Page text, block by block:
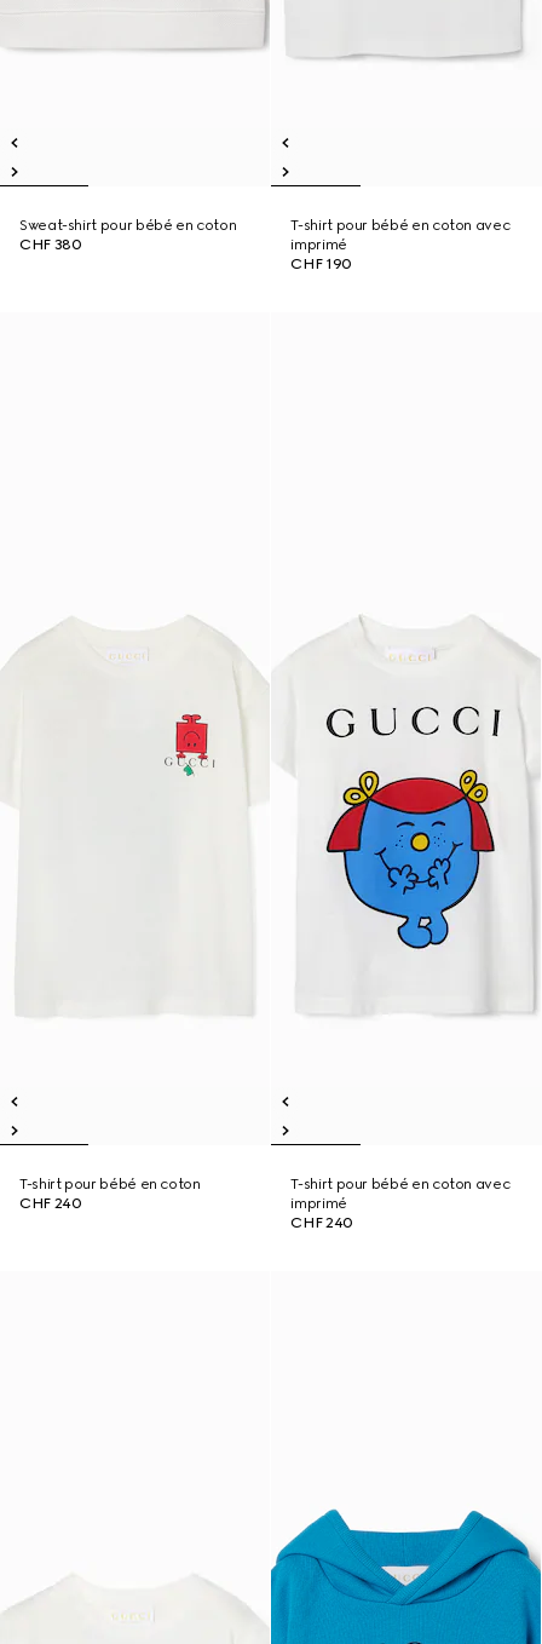
Sweat-shirt pour bébé en coton
CHF 380
T-shirt pour bébé en coton avec
imprimé
CHF 190
T-shirt pour bébé en coton
CHF 240
T-shirt pour bébé en coton avec
imprimé
CHF 240